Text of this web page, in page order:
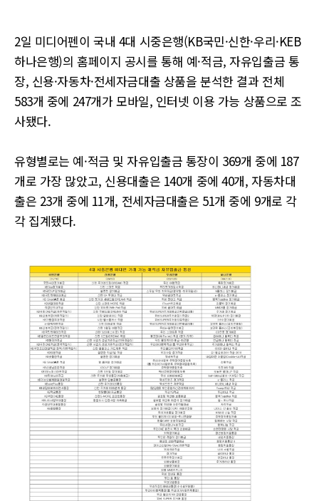
2일 미디어펜이 국내 4대 시중은행(KB국민·신한·우리·KEB
하나은행)의 홈페이지 공시를 통해 예·적금, 자유입출금 통
장, 신용·자동차·전세자금대출 상품을 분석한 결과 전체
583개 중에 247개가 모바일, 인터넷 이용 가능 상품으로 조
사됐다.
유형별로는 예·적금 및 자유입출금 통장이 369개 중에 187
개로 가장 많았고, 신용대출은 140개 중에 40개, 자동차대
출은 23개 중에 11개, 전세자금대출은 51개 중에 9개로 각
각 집계됐다.